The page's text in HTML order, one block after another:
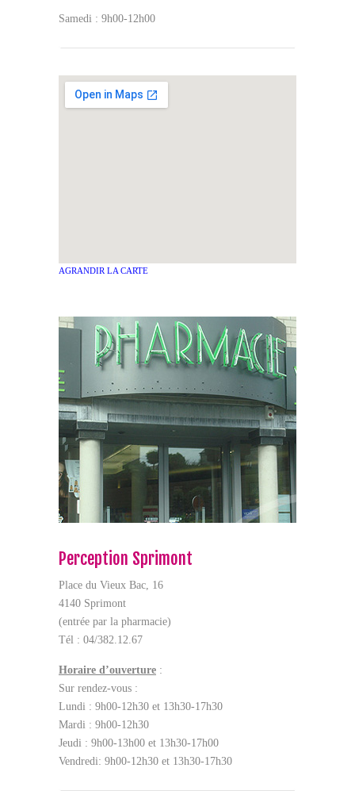
Samedi : 9h00-12h00
AGRANDIR LA CARTE
Perception Sprimont
Place du Vieux Bac, 16
4140 Sprimont
(entrée par la pharmacie)
Tél : 04/382.12.67
Horaire d’ouverture :
Sur rendez-vous :
Lundi : 9h00-12h30 et 13h30-17h30
Mardi : 9h00-12h30
Jeudi : 9h00-13h00 et 13h30-17h00
Vendredi: 9h00-12h30 et 13h30-17h30